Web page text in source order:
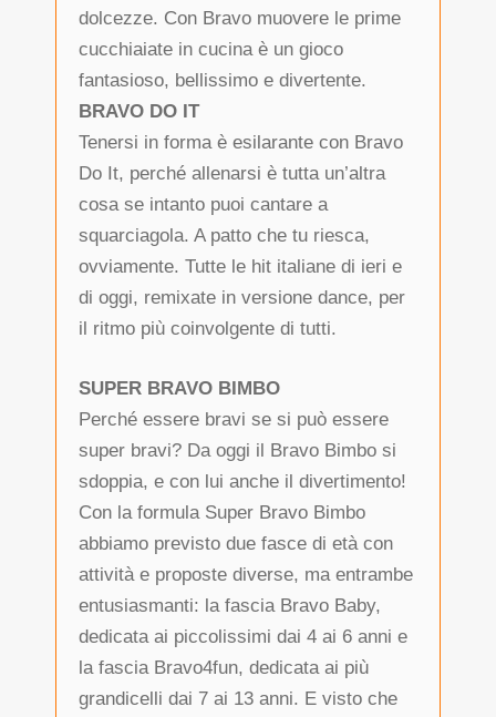
dolcezze. Con Bravo muovere le prime
cucchiaiate in cucina è un gioco
fantasioso, bellissimo e divertente.
BRAVO DO IT
Tenersi in forma è esilarante con Bravo
Do It, perché allenarsi è tutta un’altra
cosa se intanto puoi cantare a
squarciagola. A patto che tu riesca,
ovviamente. Tutte le hit italiane di ieri e
di oggi, remixate in versione dance, per
il ritmo più coinvolgente di tutti.
SUPER BRAVO BIMBO
Perché essere bravi se si può essere
super bravi? Da oggi il Bravo Bimbo si
sdoppia, e con lui anche il divertimento!
Con la formula Super Bravo Bimbo
abbiamo previsto due fasce di età con
attività e proposte diverse, ma entrambe
entusiasmanti: la fascia Bravo Baby,
dedicata ai piccolissimi dai 4 ai 6 anni e
la fascia Bravo4fun, dedicata ai più
grandicelli dai 7 ai 13 anni. E visto che